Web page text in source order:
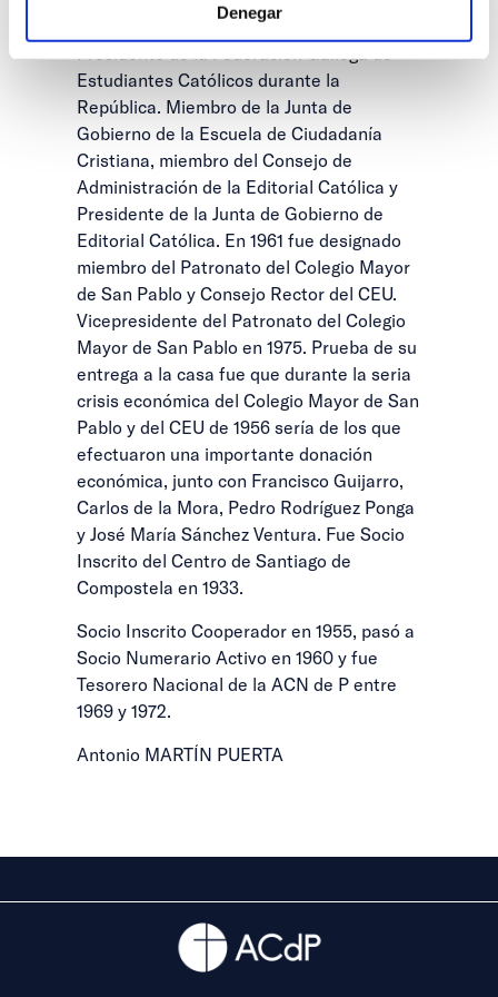
Denegar
Católica en Santiago de Compostela. Fue
Estudiantes Católicos durante la
República. Miembro de la Junta de
Gobierno de la Escuela de Ciudadanía
Cristiana, miembro del Consejo de
Administración de la Editorial Católica y
Presidente de la Junta de Gobierno de
Editorial Católica. En 1961 fue designado
miembro del Patronato del Colegio Mayor
de San Pablo y Consejo Rector del CEU.
Vicepresidente del Patronato del Colegio
Mayor de San Pablo en 1975. Prueba de su
entrega a la casa fue que durante la seria
crisis económica del Colegio Mayor de San
Pablo y del CEU de 1956 sería de los que
efectuaron una importante donación
económica, junto con Francisco Guijarro,
Carlos de la Mora, Pedro Rodríguez Ponga
y José María Sánchez Ventura. Fue Socio
Inscrito del Centro de Santiago de
Compostela en 1933.
Socio Inscrito Cooperador en 1955, pasó a
Socio Numerario Activo en 1960 y fue
Tesorero Nacional de la ACN de P entre
1969 y 1972.
Antonio MARTÍN PUERTA